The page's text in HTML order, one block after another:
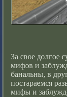
За свое долгое
мифов и
банальны, в
постараемся
мифы и